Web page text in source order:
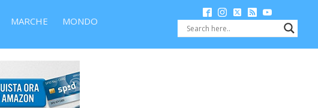
MARCHE MONDO